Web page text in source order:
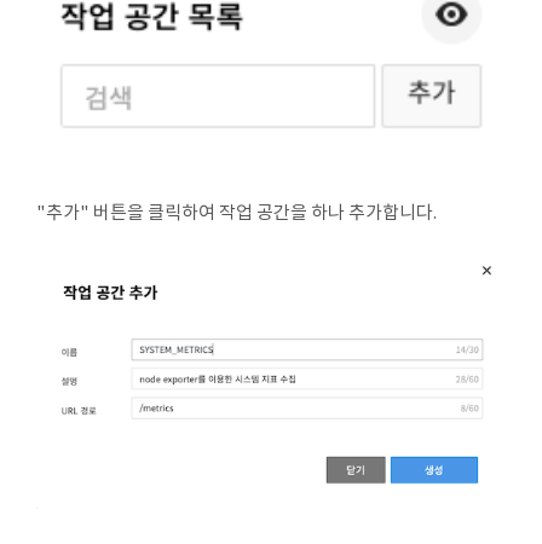
"추가" 버튼을 클릭하여 작업 공간을 하나 추가합니다.